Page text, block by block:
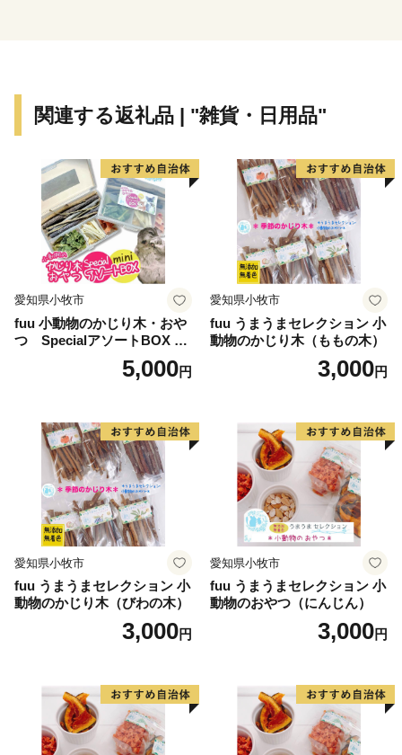
関連する返礼品 | "雑貨・日用品"
愛知県小牧市
fuu 小動物のかじり木・おや
つ SpecialアソートBOX mi
5,000円
愛知県小牧市
fuu うまうまセレクション 小
動物のかじり木（ももの木）
3,000円
愛知県小牧市
fuu うまうまセレクション 小
動物のかじり木（びわの木）
3,000円
愛知県小牧市
fuu うまうまセレクション 小
動物のおやつ（にんじん）
3,000円